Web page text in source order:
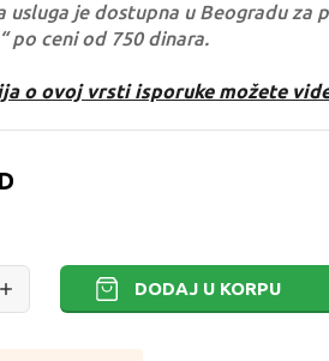
usluga je dostupna u Beogradu za
po ceni od 750 dinara.
o ovoj vrsti isporuke možete
DODAJ U KORPU